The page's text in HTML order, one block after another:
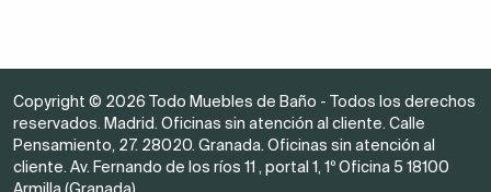
Copyright © 2026 Todo Muebles de Baño - Todos los derechos
reservados. Madrid. Oficinas sin atención al cliente. Calle
Pensamiento, 27. 28020. Granada. Oficinas sin atención al
cliente. Av. Fernando de los ríos 11 , portal 1, 1º Oficina 5 18100